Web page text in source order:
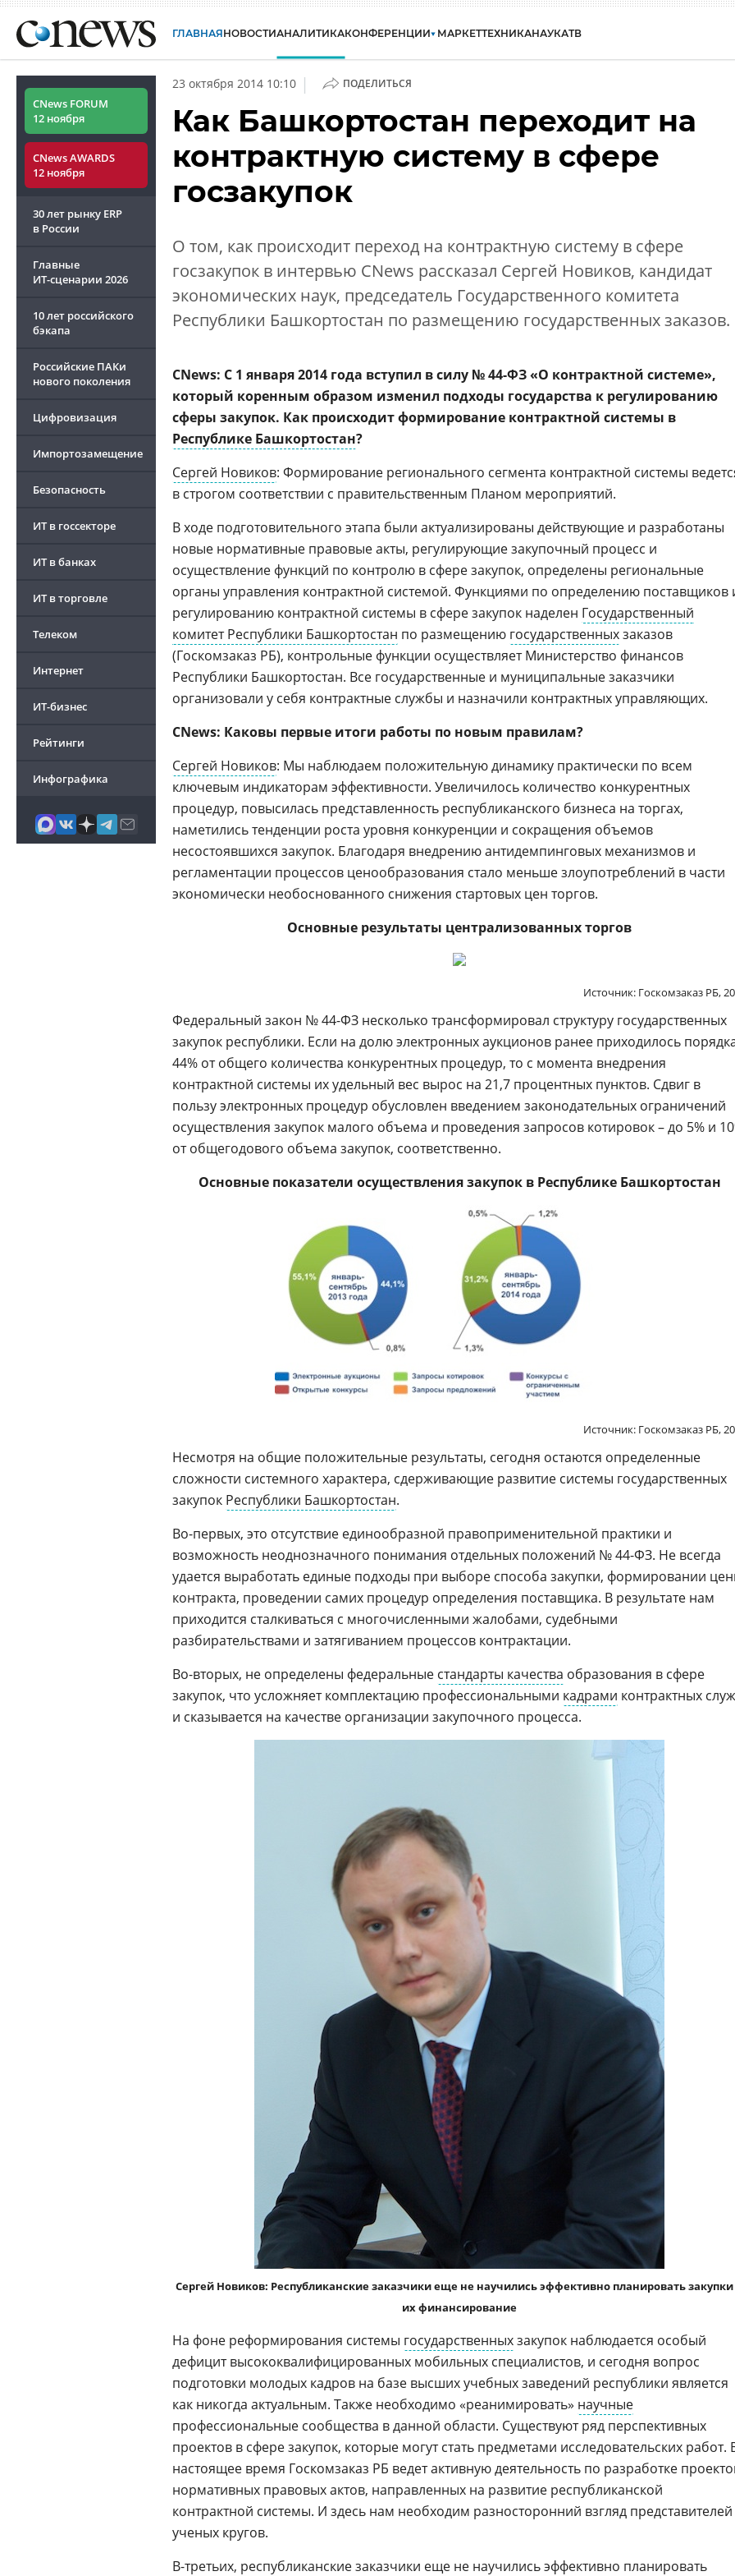
ГЛАВНАЯНОВОСТИАНАЛИТИКАКОНФЕРЕНЦИИ МАРКЕТТЕХНИКАНАУКАТВ
CNews FORUM
12 ноября
CNews AWARDS
12 ноября
30 лет рынку ERP
в России
Главные
ИТ-сценарии 2026
10 лет российского
бэкапа
Российские ПАКи
нового поколения
Цифровизация
Импортозамещение
Безопасность
ИТ в госсекторе
ИТ в банках
ИТ в торговле
Телеком
Интернет
ИТ-бизнес
Рейтинги
Инфографика
23 октября 2014 10:10 | ПОДЕЛИТЬСЯ
Как Башкортостан переходит на
контрактную систему в сфере
госзакупок
О том, как происходит переход на контрактную систему в сфере
госзакупок в интервью CNews рассказал Сергей Новиков, кандидат
экономических наук, председатель Государственного комитета
Республики Башкортостан по размещению государственных заказов.
CNews: С 1 января 2014 года вступил в силу № 44-ФЗ «О контрактной системе»,
который коренным образом изменил подходы государства к регулированию
сферы закупок. Как происходит формирование контрактной системы в
Республике Башкортостан?
Сергей Новиков: Формирование регионального сегмента контрактной системы
в строгом соответствии с правительственным Планом мероприятий.
В ходе подготовительного этапа были актуализированы действующие и разработаны
новые нормативные правовые акты, регулирующие закупочный процесс и
осуществление функций по контролю в сфере закупок, определены региональные
органы управления контрактной системой. Функциями по определению поставщиков
регулированию контрактной системы в сфере закупок наделен Государственный
комитет Республики Башкортостан по размещению государственныхзаказов
(Госкомзаказ РБ), контрольные функции осуществляет Министерство финансов
Республики Башкортостан. Все государственные и муниципальные заказчики
организовали у себя контрактные службы и назначили контрактных управляющих.
CNews: Каковы первые итоги работы по новым правилам?
Сергей Новиков: Мы наблюдаем положительную динамику практически по всем
ключевым индикаторам эффективности. Увеличилось количество конкурентных
процедур, повысилась представленность республиканского бизнеса на торгах,
наметились тенденции роста уровня конкуренции и сокращения объемов
несостоявшихся закупок. Благодаря внедрению антидемпинговых механизмов и
регламентации процессов ценообразования стало меньше злоупотреблений в части
экономически необоснованного снижения стартовых цен торгов.
Основные результаты централизованных торгов
Источник: Госкомзаказ РБ,
Федеральный закон № 44-ФЗ несколько трансформировал структуру государственных
закупок республики. Если на долю электронных аукционов ранее приходилось
44% от общего количества конкурентных процедур, то с момента внедрения
контрактной системы их удельный вес вырос на 21,7 процентных пунктов. Сдвиг в
пользу электронных процедур обусловлен введением законодательных ограничений
осуществления закупок малого объема и проведения запросов котировок – до 5% и
от общегодового объема закупок, соответственно.
Основные показатели осуществления закупок в Республике Башкортостан
Источник: Госкомзаказ РБ,
Несмотря на общие положительные результаты, сегодня остаются определенные
сложности системного характера, сдерживающие развитие системы государственных
закупок Республики Башкортостан.
Во-первых, это отсутствие единообразной правоприменительной практики и
возможность неоднозначного понимания отдельных положений № 44-ФЗ. Не всегда
удается выработать единые подходы при выборе способа закупки, формировании
контракта, проведении самих процедур определения поставщика. В результате нам
приходится сталкиваться с многочисленными жалобами, судебными
разбирательствами и затягиванием процессов контрактации.
Во-вторых, не определены федеральные стандарты качества образования в сфере
закупок, что усложняет комплектацию профессиональными кадрами контрактных
и сказывается на качестве организации закупочного процесса.
Сергей Новиков: Республиканские заказчики еще не научились эффективно планировать
их финансирование
На фоне реформирования системы государственныхзакупок наблюдается особый
дефицит высококвалифицированных мобильных специалистов, и сегодня вопрос
подготовки молодых кадров на базе высших учебных заведений республики является
как никогда актуальным. Также необходимо «реанимировать» научные
профессиональные сообщества в данной области. Существуют ряд перспективных
проектов в сфере закупок, которые могут стать предметами исследовательских работ.
настоящее время Госкомзаказ РБ ведет активную деятельность по разработке
нормативных правовых актов, направленных на развитие республиканской
контрактной системы. И здесь нам необходим разносторонний взгляд представителей
ученых кругов.
В-третьих, республиканские заказчики еще не научились эффективно планировать